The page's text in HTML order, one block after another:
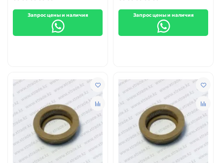
Запрос цены и наличия Запрос цены и наличия